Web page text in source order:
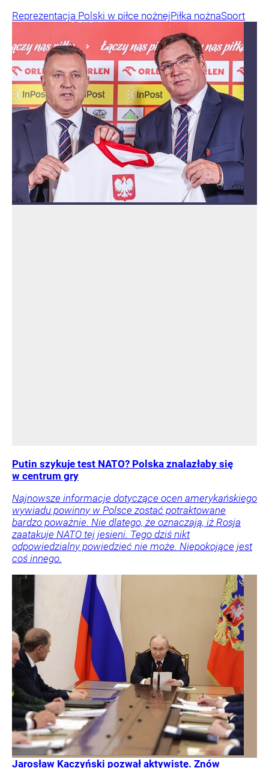
Reprezentacja Polski w piłce nożnejPiłka nożnaSport
Putin szykuje test NATO? Polska znalazłaby się
w centrum gry
Najnowsze informacje dotyczące ocen amerykańskiego
wywiadu powinny w Polsce zostać potraktowane
bardzo poważnie. Nie dlatego, że oznaczają, iż Rosja
zaatakuje NATO tej jesieni. Tego dziś nikt
odpowiedzialny powiedzieć nie może. Niepokojące jest
coś innego.
Jarosław Kaczyński pozwał aktywistę. Znów